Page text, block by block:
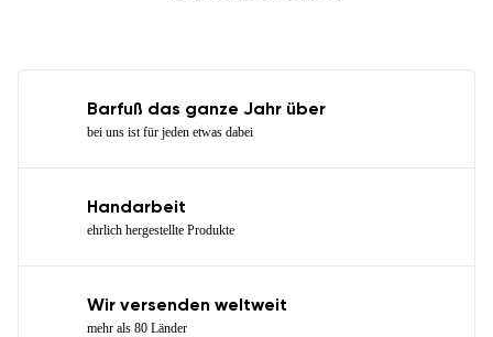
Barfuß das ganze Jahr über
bei uns ist für jeden etwas dabei
Handarbeit
ehrlich hergestellte Produkte
Wir versenden weltweit
mehr als 80 Länder